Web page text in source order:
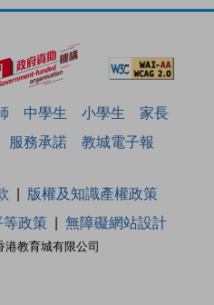
中學生 小學生
家長
服務承諾 教城電子報
教育城有限公司
版權及知識產權政策
政策 無障礙網站設計